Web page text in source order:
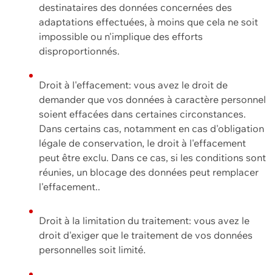
destinataires des données concernées des
adaptations effectuées, à moins que cela ne soit
impossible ou n'implique des efforts
disproportionnés.
Droit à l'effacement: vous avez le droit de
demander que vos données à caractère personnel
soient effacées dans certaines circonstances.
Dans certains cas, notamment en cas d'obligation
légale de conservation, le droit à l'effacement
peut être exclu. Dans ce cas, si les conditions sont
réunies, un blocage des données peut remplacer
l'effacement..
Droit à la limitation du traitement: vous avez le
droit d'exiger que le traitement de vos données
personnelles soit limité.